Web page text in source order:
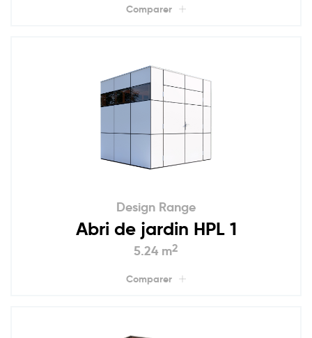
Comparer
Design Range
Abri de jardin HPL 1
5.24 m2
Comparer